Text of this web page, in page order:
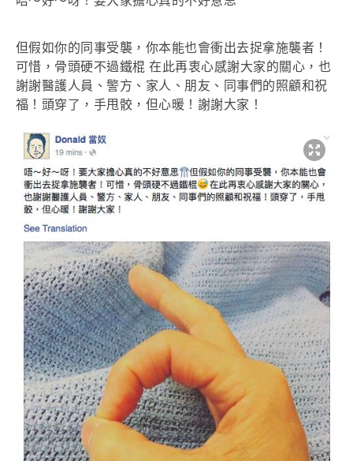
但假如你的同事受襲，你本能也會衝出去捉拿施襲者！
可惜，骨頭硬不過鐵棍 在此再衷心感謝大家的關心，也
謝謝醫護人員、警方、家人、朋友、同事們的照顧和祝
福！頭穿了，手甩骹，但心暖！謝謝大家！